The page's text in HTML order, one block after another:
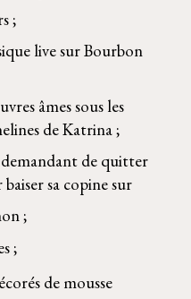
;
live sur Bourbon
âmes sous les
de Katrina ;
de quitter
sa copine sur
;
;
de mousse